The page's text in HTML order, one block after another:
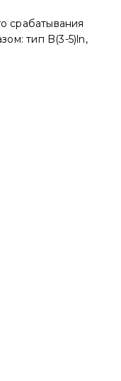
срабатывания
тип B(3-5)ln,